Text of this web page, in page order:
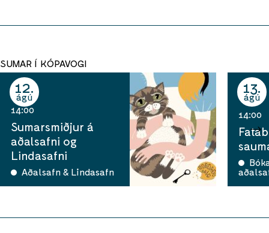
SUMAR Í KÓPAVOGI
12
ágú
14:00
Sumarsmiðjur á
aðalsafni og
Lindasafni
Aðalsafn & Lindasafn
13
ágú
14:00